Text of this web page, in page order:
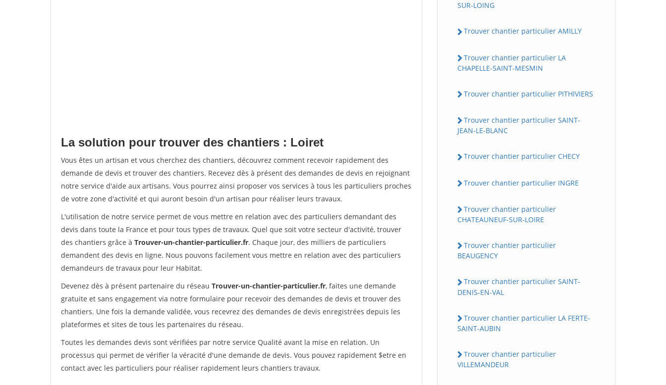
La solution pour trouver des chantiers : Loiret
Vous êtes un artisan et vous cherchez des chantiers, découvrez comment recevoir rapidement des
demande de devis et trouver des chantiers. Recevez dès à présent des demandes de devis en rejoignant
notre service d'aide aux artisans. Vous pourrez ainsi proposer vos services à tous les particuliers proches
de votre zone d'activité et qui auront besoin d'un artisan pour réaliser leurs travaux.
L'utilisation de notre service permet de vous mettre en relation avec des particuliers demandant des
devis dans toute la France et pour tous types de travaux. Quel que soit votre secteur d'activité, trouver
des chantiers grâce à Trouver-un-chantier-particulier.fr. Chaque jour, des milliers de particuliers
demandent des devis en ligne. Nous pouvons facilement vous mettre en relation avec des particuliers
demandeurs de travaux pour leur Habitat.
Devenez dès à présent partenaire du réseau Trouver-un-chantier-particulier.fr, faites une demande
gratuite et sans engagement via notre formulaire pour recevoir des demandes de devis et trouver des
chantiers. Une fois la demande validée, vous recevrez des demandes de devis enregistrées depuis les
plateformes et sites de tous les partenaires du réseau.
Toutes les demandes devis sont vérifiées par notre service Qualité avant la mise en relation. Un
processus qui permet de vérifier la véracité d'une demande de devis. Vous pouvez rapidement $etre en
contact avec les particuliers pour réaliser rapidement leurs chantiers travaux.
SUR-LOING
Trouver chantier particulier AMILLY
Trouver chantier particulier LA
CHAPELLE-SAINT-MESMIN
Trouver chantier particulier PITHIVIERS
Trouver chantier particulier SAINT-
JEAN-LE-BLANC
Trouver chantier particulier CHECY
Trouver chantier particulier INGRE
Trouver chantier particulier
CHATEAUNEUF-SUR-LOIRE
Trouver chantier particulier
BEAUGENCY
Trouver chantier particulier SAINT-
DENIS-EN-VAL
Trouver chantier particulier LA FERTE-
SAINT-AUBIN
Trouver chantier particulier
VILLEMANDEUR